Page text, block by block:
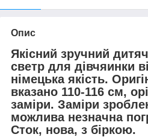
Опис
Якісний зручний
светр для дівчяинки
німецька якість.
вказано 110-116 см,
заміри. Заміри
можлива незначна
Сток, нова, з біркою.